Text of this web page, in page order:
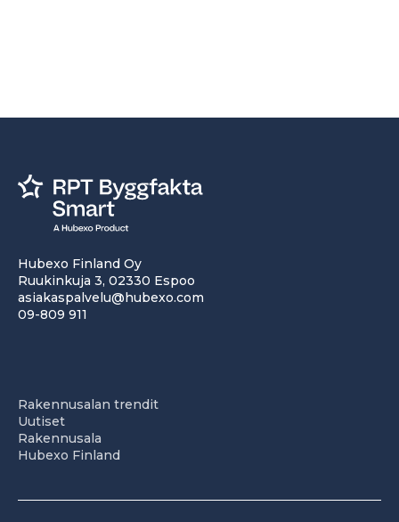
Hubexo Finland Oy
Ruukinkuja 3, 02330 Espoo
asiakaspalvelu@hubexo.com
09-809 911
Rakennusalan trendit
Uutiset
Rakennusala
Hubexo Finland